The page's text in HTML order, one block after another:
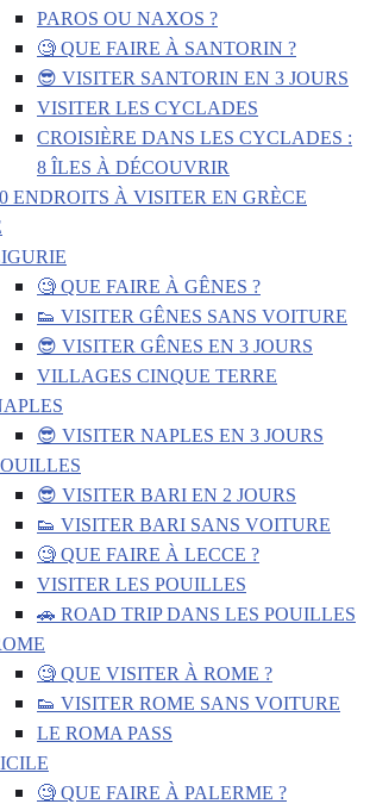
PAROS OU NAXOS ?
🧐 QUE FAIRE À SANTORIN ?
😎 VISITER SANTORIN EN 3 JOURS
VISITER LES CYCLADES
CROISIÈRE DANS LES CYCLADES :
8 ÎLES À DÉCOUVRIR
ENDROITS À VISITER EN GRÈCE
🧐 QUE FAIRE À GÊNES ?
👟 VISITER GÊNES SANS VOITURE
😎 VISITER GÊNES EN 3 JOURS
VILLAGES CINQUE TERRE
😎 VISITER NAPLES EN 3 JOURS
😎 VISITER BARI EN 2 JOURS
👟 VISITER BARI SANS VOITURE
🧐 QUE FAIRE À LECCE ?
VISITER LES POUILLES
🚗 ROAD TRIP DANS LES POUILLES
🧐 QUE VISITER À ROME ?
👟 VISITER ROME SANS VOITURE
LE ROMA PASS
🧐 QUE FAIRE À PALERME ?